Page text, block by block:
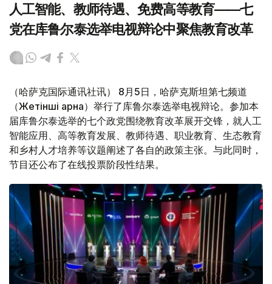
人工智能、教师待遇、免费高等教育——七
党在库鲁尔泰选举电视辩论中聚焦教育改革
（哈萨克国际通讯社讯） 8月5日，哈萨克斯坦第七频道
（Жетінші арна）举行了库鲁尔泰选举电视辩论。参加本
届库鲁尔泰选举的七个政党围绕教育改革展开交锋，就人工
智能应用、高等教育发展、教师待遇、职业教育、生态教育
和乡村人才培养等议题阐述了各自的政策主张。与此同时，
节目还公布了在线投票阶段性结果。